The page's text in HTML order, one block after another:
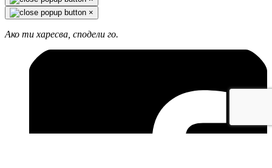
×
Ако ти харесва, сподели го.